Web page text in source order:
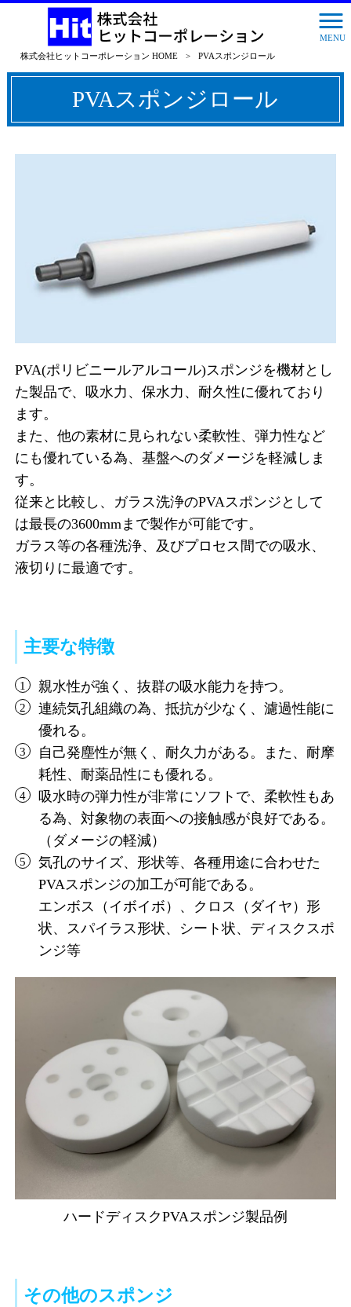
MENU
株式会社ヒットコーポレーション HOME
> PVAスポンジロール
PVAスポンジロール
PVA(ポリビニールアルコール)スポンジを機材とし
た製品で、吸水力、保水力、耐久性に優れており
ます。
また、他の素材に見られない柔軟性、弾力性など
にも優れている為、基盤へのダメージを軽減しま
す。
従来と比較し、ガラス洗浄のPVAスポンジとして
は最長の3600mmまで製作が可能です。
ガラス等の各種洗浄、及びプロセス間での吸水、
液切りに最適です。
主要な特徴
親水性が強く、抜群の吸水能力を持つ。
連続気孔組織の為、抵抗が少なく、濾過性能に
優れる。
自己発塵性が無く、耐久力がある。また、耐摩
耗性、耐薬品性にも優れる。
吸水時の弾力性が非常にソフトで、柔軟性もあ
る為、対象物の表面への接触感が良好である。
（ダメージの軽減）
気孔のサイズ、形状等、各種用途に合わせた
PVAスポンジの加工が可能である。
エンボス（イボイボ）、クロス（ダイヤ）形
状、スパイラス形状、シート状、ディスクスポ
ンジ等
ハードディスクPVAスポンジ製品例
その他のスポンジ